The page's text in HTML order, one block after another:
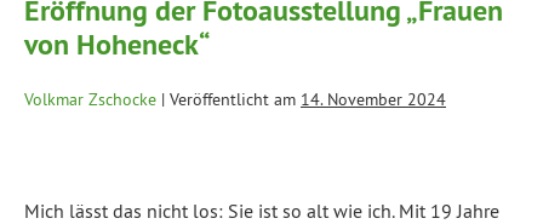
Eröffnung der Fotoausstellung „Frauen
von Hoheneck“
Volkmar Zschocke | Veröffentlicht am 14. November 2024
Mich lässt das nicht los: Sie ist so alt wie ich. Mit 19 Jahre